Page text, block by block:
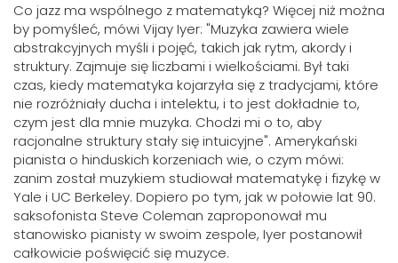
Co jazz ma wspólnego z matematyką? Więcej niż można
by pomyśleć, mówi Vijay Iyer: "Muzyka zawiera wiele
abstrakcyjnych myśli i pojęć, takich jak rytm, akordy i
struktury. Zajmuje się liczbami i wielkościami. Był taki
czas, kiedy matematyka kojarzyła się z tradycjami, które
nie rozróżniały ducha i intelektu, i to jest dokładnie to,
czym jest dla mnie muzyka. Chodzi mi o to, aby
racjonalne struktury stały się intuicyjne". Amerykański
pianista o hinduskich korzeniach wie, o czym mówi:
zanim został muzykiem studiował matematykę i fizykę w
Yale i UC Berkeley. Dopiero po tym, jak w połowie lat 90.
saksofonista Steve Coleman zaproponował mu
stanowisko pianisty w swoim zespole, Iyer postanowił
całkowicie poświęcić się muzyce.